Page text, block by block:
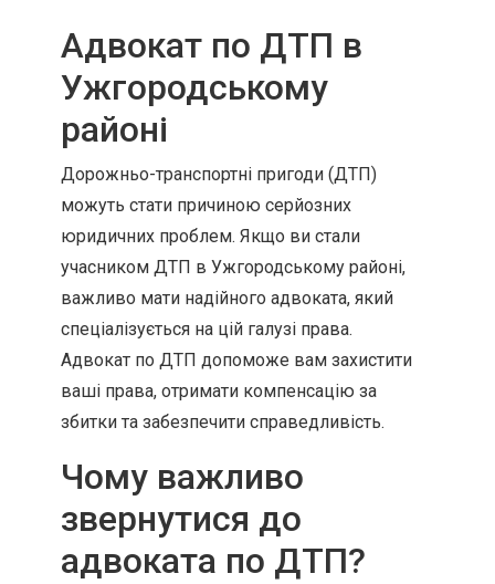
Адвокат по ДТП в
Ужгородському
районі
Дорожньо-транспортні пригоди (ДТП)
можуть стати причиною серйозних
юридичних проблем. Якщо ви стали
учасником ДТП в Ужгородському районі,
важливо мати надійного адвоката, який
спеціалізується на цій галузі права.
Адвокат по ДТП допоможе вам захистити
ваші права, отримати компенсацію за
збитки та забезпечити справедливість.
Чому важливо
звернутися до
адвоката по ДТП?